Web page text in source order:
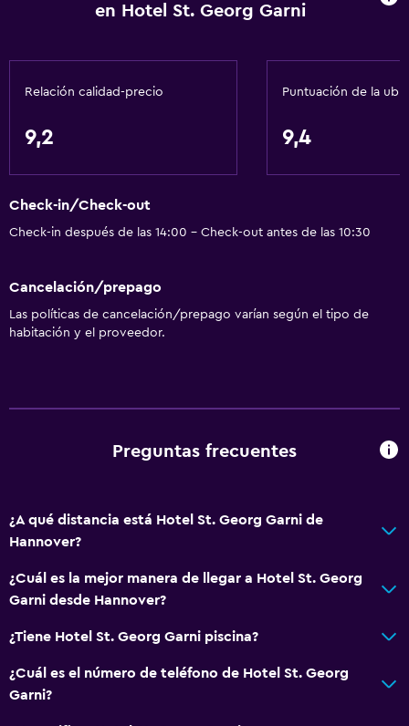
Gel de ducha
General
Vista al jardín
Vista al patio interior
Espacio de almacenamiento
Senderismo
Canotaje
Paseos a caballo
Baño
Ducha
Tina de baño
Secador de pelo
en Hotel St. Georg Garni
Relación calidad-precio
9,2
Puntuación de la
9,4
Check-in/Check-out
Check-in después de las 14:00 - Check-out antes de las 10:30
Cancelación/prepago
Las políticas de cancelación/prepago varían según el tipo de
habitación y el proveedor.
Preguntas frecuentes
¿A qué distancia está Hotel St. Georg Garni de
Hannover?
¿Cuál es la mejor manera de llegar a Hotel St. Georg
Garni desde Hannover?
¿Tiene Hotel St. Georg Garni piscina?
¿Cuál es el número de teléfono de Hotel St. Georg
Garni?